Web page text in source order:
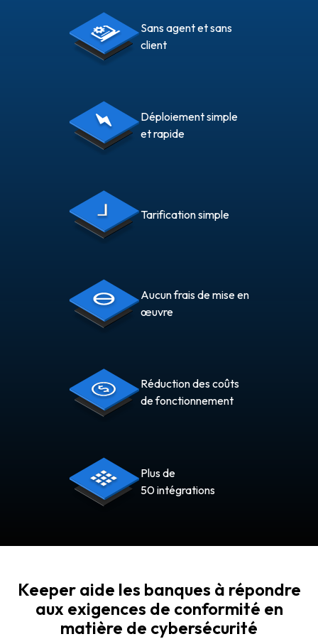
Sans agent et sans
client
Déploiement simple
et rapide
Tarification simple
Aucun frais de mise en
œuvre
Réduction des coûts
de fonctionnement
Plus de
50 intégrations
Keeper aide les banques à répondre
aux exigences de conformité en
matière de cybersécurité